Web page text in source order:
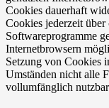
Cookies dauerhaft
Cookies jederzeit über
Softwareprogramme
Internetbrowsern
Setzung von Cookies
Umständen nicht alle
vollumfänglich